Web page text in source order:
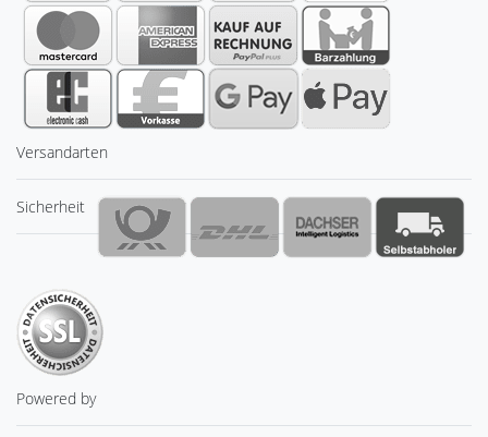
Versandarten
Sicherheit
Powered by